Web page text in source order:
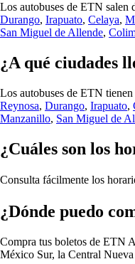
Los autobuses de ETN salen
Durango, Irapuato, Celaya,
San Miguel de Allende,
¿A qué ciudades
Los autobuses de ETN tienen
Reynosa, Durango, Irapuato,
Manzanillo, San Miguel de
¿Cuáles son los
Consulta fácilmente los
¿Dónde puedo
Compra tus boletos de ETN
México Sur, la Central